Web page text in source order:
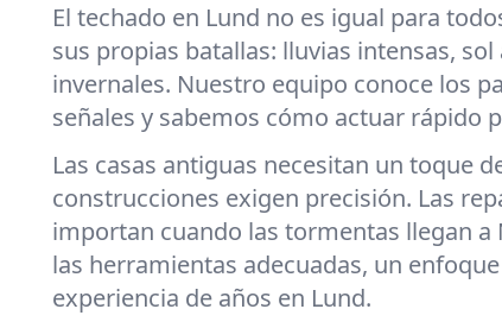
El techado en Lund no es igual para
sus propias batallas: lluvias intensas, sol
invernales. Nuestro equipo conoce los
señales y sabemos cómo actuar rápido
Las casas antiguas necesitan un toque
construcciones exigen precisión. Las
importan cuando las tormentas llegan a
las herramientas adecuadas, un
experiencia de años en Lund.